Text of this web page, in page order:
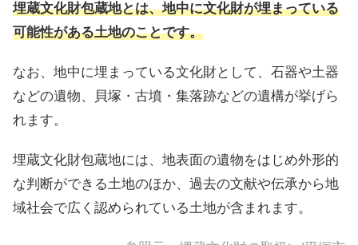
埋蔵文化財包蔵地とは、地中に文化財が埋まっている
可能性がある土地のことです。
なお、地中に埋まっている文化財として、石器や土器
などの遺物、貝塚・古墳・集落跡などの遺構が挙げら
れます。
埋蔵文化財包蔵地には、地表面の遺物をはじめ外形的
な判断ができる土地のほか、過去の文献や伝承から地
域社会で広く認められている土地が含まれます。